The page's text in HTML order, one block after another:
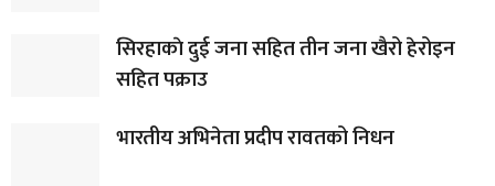
सिरहाकाे दुई जना सहित तीन जना खैरो हेरोइन
सहित पक्राउ
भारतीय अभिनेता प्रदीप रावतको निधन